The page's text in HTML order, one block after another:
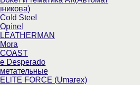
Steel
Desperado
FORCE (Umarex)